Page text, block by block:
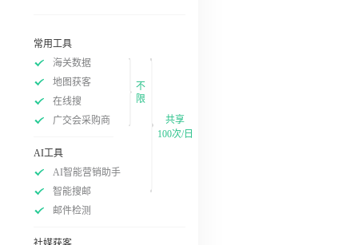
常用工具
海关数据
地图获客
在线搜
广交会采购商
不
限
AI工具
AI智能营销助手
智能搜邮
邮件检测
共享
100次/日